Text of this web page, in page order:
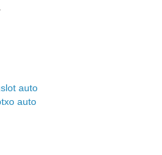
auto
auto